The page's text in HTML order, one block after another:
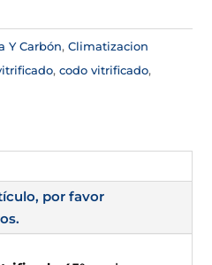
Y Carbón,Climatizacion
,codo vitrificado,
por favor